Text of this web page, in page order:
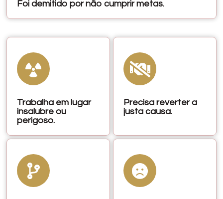
Foi demitido por não cumprir metas.
Trabalha em lugar
insalubre ou
perigoso.
Precisa reverter a
justa causa.